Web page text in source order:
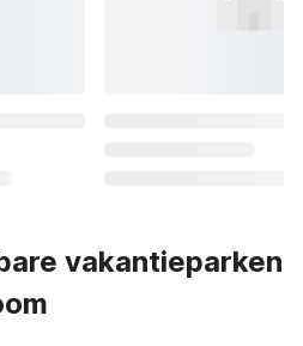
vakantieparken